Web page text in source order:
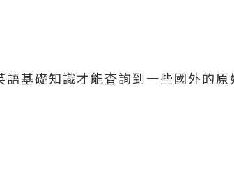
基礎知識才能査詢到一些國外的原